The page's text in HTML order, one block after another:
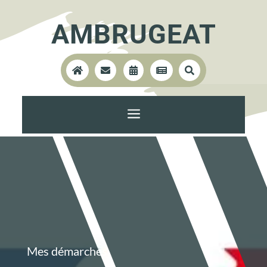
AMBRUGEAT
    
a
Mes démarches